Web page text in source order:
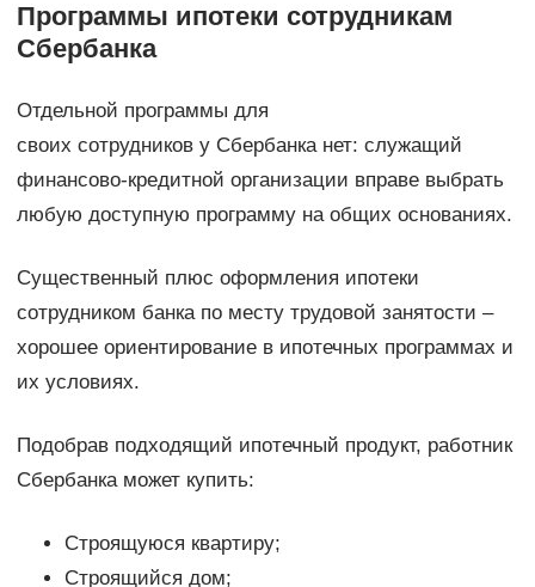
Программы ипотеки сотрудникам
Сбербанка
Отдельной программы для
своих сотрудников у Сбербанка нет: служащий
финансово-кредитной организации вправе выбрать
любую доступную программу на общих основаниях.
Существенный плюс оформления ипотеки
сотрудником банка по месту трудовой занятости –
хорошее ориентирование в ипотечных программах и
их условиях.
Подобрав подходящий ипотечный продукт, работник
Сбербанка может купить:
Строящуюся квартиру;
Строящийся дом;